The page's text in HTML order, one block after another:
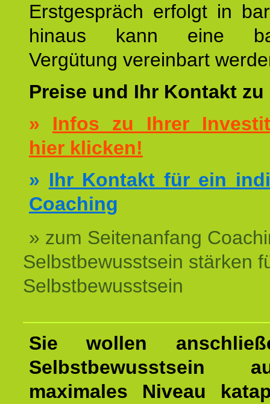
Erstgespräch erfolgt in
hinaus kann eine
Vergütung vereinbart
Preise und Ihr Kontakt
» Infos zu Ihrer
hier klicken!
» Ihr Kontakt für ein
Coaching
» zum Seitenanfang
Selbstbewusstsein stärken
Selbstbewusstsein
Sie wollen
Selbstbewusstsein
maximales Niveau